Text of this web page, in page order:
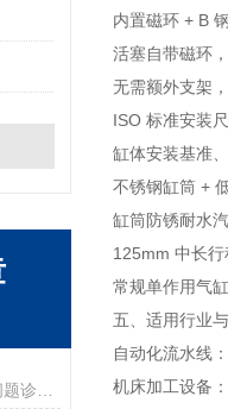
内置磁环 + B
活塞自带磁环
无需额外支架
ISO 标准安装
缸体安装基准
不锈钢缸筒 +
缸筒防锈耐水
125mm 中长
常规单作用气
五、适用行业
自动化流水线
机床加工设备